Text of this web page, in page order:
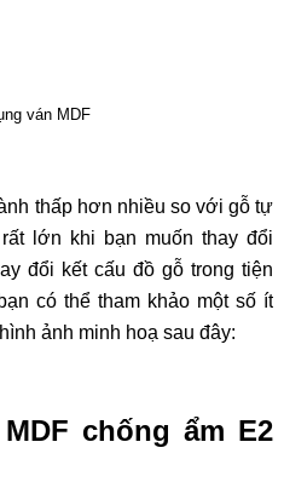
thấp hơn nhiều so với gỗ tự
lớn khi bạn muốn thay đổi
đổi kết cấu đồ gỗ trong tiện
có thể tham khảo một số ít
ảnh minh hoạ sau đây:
chống ẩm E2